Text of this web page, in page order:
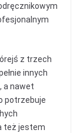
z trzech
innych
a nawet
potrzebuje
też jestem